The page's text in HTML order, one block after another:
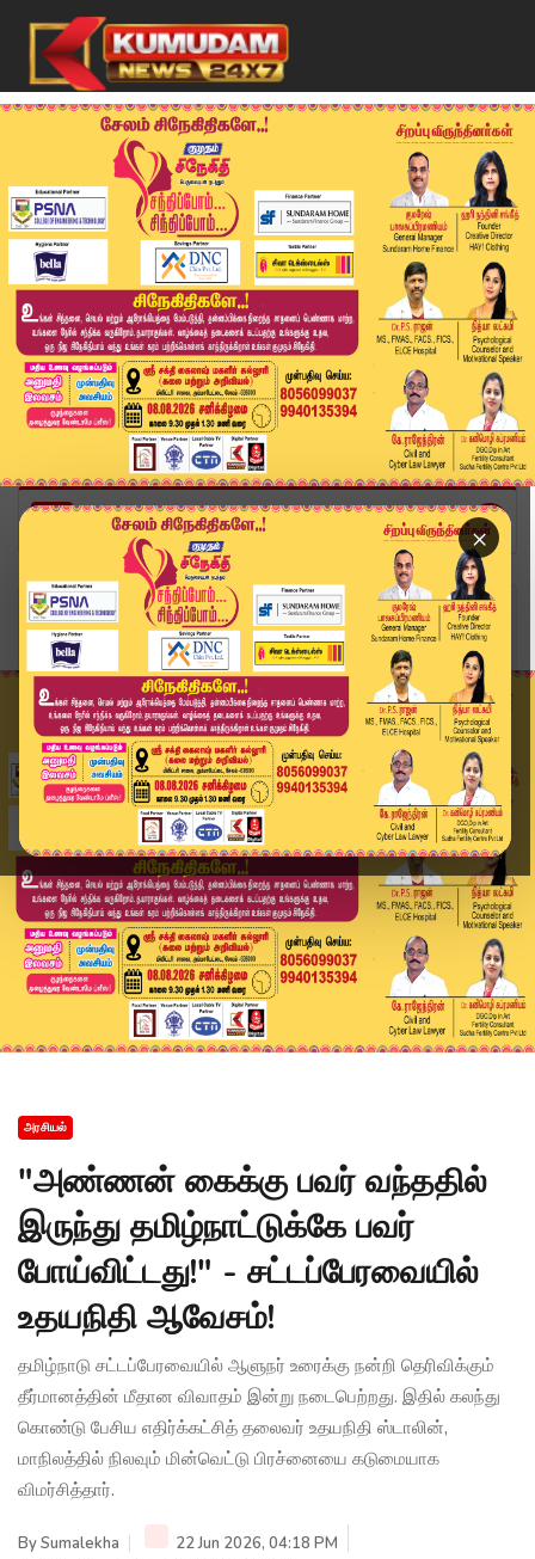
×
Home
அரசியல்
"அண்ணன் கைக்கு பவர் வந்ததில் இருந்து தமிழ்நாட்ட...
அரசியல்
"அண்ணன் கைக்கு பவர் வந்ததில்
இருந்து தமிழ்நாட்டுக்கே பவர்
போய்விட்டது!" - சட்டப்பேரவையில்
உதயநிதி ஆவேசம்!
தமிழ்நாடு சட்டப்பேரவையில் ஆளுநர் உரைக்கு நன்றி தெரிவிக்கும்
தீர்மானத்தின் மீதான விவாதம் இன்று நடைபெற்றது. இதில் கலந்து
கொண்டு பேசிய எதிர்க்கட்சித் தலைவர் உதயநிதி ஸ்டாலின்,
மாநிலத்தில் நிலவும் மின்வெட்டு பிரச்னையை கடுமையாக
விமர்சித்தார்.
BySumalekha
22 Jun 2026, 04:18 PM